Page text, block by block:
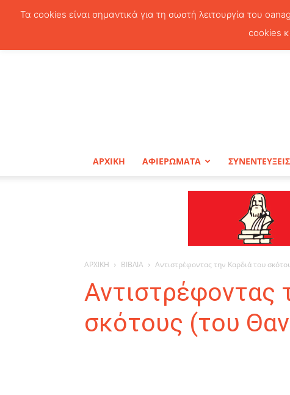
ΑΡΧΙΚΗ ΑΦΙΕΡΩΜΑΤΑ ΣΥΝΕΝΤΕΥΞΕΙΣ
ΑΡΧΙΚΗ ΒΙΒΛΙΑ Αντιστρέφοντας την Καρδιά του
Αντιστρέφοντας
σκότους (του
Τα cookies είναι σημαντικά για τη σωστή λειτουργία του
cookies